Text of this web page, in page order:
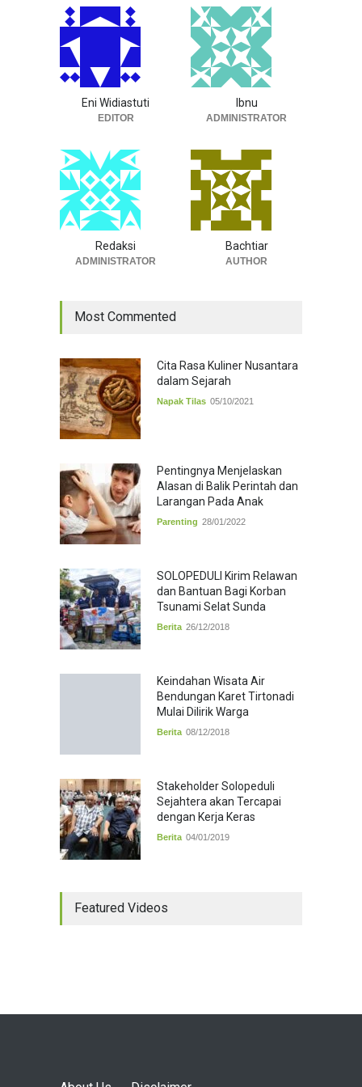
Eni Widiastuti
EDITOR
Ibnu
ADMINISTRATOR
Redaksi
ADMINISTRATOR
Bachtiar
AUTHOR
Most Commented
Cita Rasa Kuliner Nusantara
dalam Sejarah
Napak Tilas 05/10/2021
Pentingnya Menjelaskan
Alasan di Balik Perintah dan
Larangan Pada Anak
Parenting 28/01/2022
SOLOPEDULI Kirim Relawan
dan Bantuan Bagi Korban
Tsunami Selat Sunda
Berita 26/12/2018
Keindahan Wisata Air
Bendungan Karet Tirtonadi
Mulai Dilirik Warga
Berita 08/12/2018
Stakeholder Solopeduli
Sejahtera akan Tercapai
dengan Kerja Keras
Berita 04/01/2019
Featured Videos